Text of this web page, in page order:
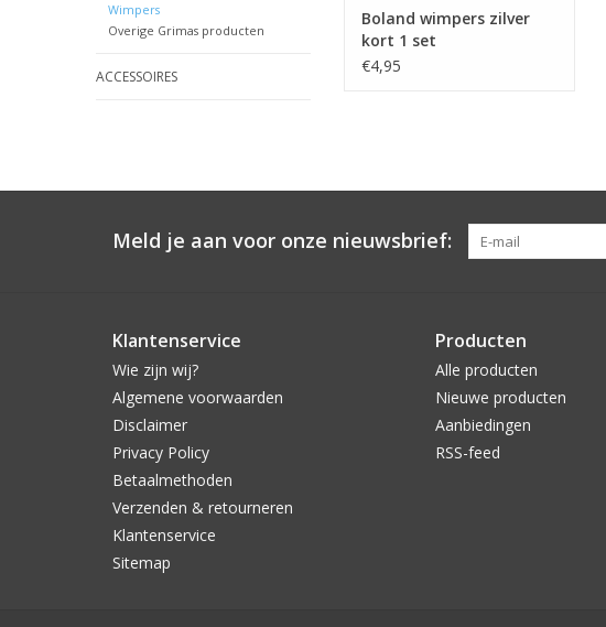
Wimpers
Overige Grimas producten
ACCESSOIRES
Boland wimpers zilver
kort 1 set
€4,95
Meld je aan voor onze nieuwsbrief:
Klantenservice
Wie zijn wij?
Algemene voorwaarden
Disclaimer
Privacy Policy
Betaalmethoden
Verzenden & retourneren
Klantenservice
Sitemap
Producten
Alle producten
Nieuwe producten
Aanbiedingen
RSS-feed